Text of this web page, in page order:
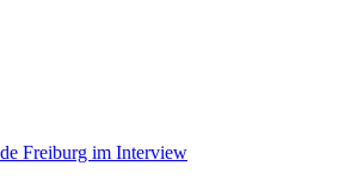
Freiburg im Interview